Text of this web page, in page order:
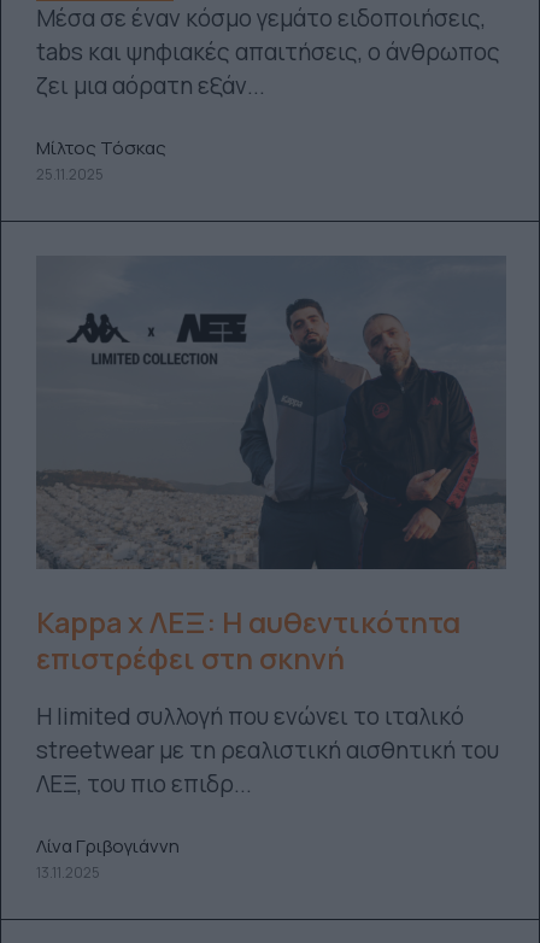
Μέσα σε έναν κόσμο γεμάτο ειδοποιήσεις,
tabs και ψηφιακές απαιτήσεις, ο άνθρωπος
ζει μια αόρατη εξάν...
Μίλτος Τόσκας
25.11.2025
Kappa x ΛΕΞ: Η αυθεντικότητα
επιστρέφει στη σκηνή
Η limited συλλογή που ενώνει το ιταλικό
streetwear με τη ρεαλιστική αισθητική του
ΛΕΞ, του πιο επιδρ...
Λίνα Γριβογιάννη
13.11.2025